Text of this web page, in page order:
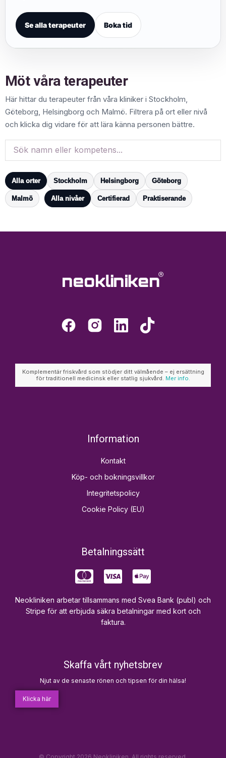
Se alla terapeuter Boka tid
Möt våra terapeuter
Här hittar du terapeuter från våra kliniker i Stockholm,
Göteborg, Helsingborg och Malmö. Filtrera på ort eller nivå
och klicka dig vidare för att lära känna personen bättre.
Alla orter Stockholm Helsingborg Göteborg
Malmö Alla nivåer Certifierad Praktiserande
Komplementär friskvård som stödjer ditt välmående – ej ersättning
för traditionell medicinsk eller statlig sjukvård. Mer info.
Information
Kontakt
Köp- och bokningsvillkor
Integritetspolicy
Cookie Policy (EU)
Betalningssätt
Neokliniken arbetar tillsammans med Svea Bank (publ) och
Stripe för att erbjuda säkra betalningar med kort och
faktura.
Skaffa vårt nyhetsbrev
Njut av de senaste rönen och tipsen för din hälsa!
Klicka här